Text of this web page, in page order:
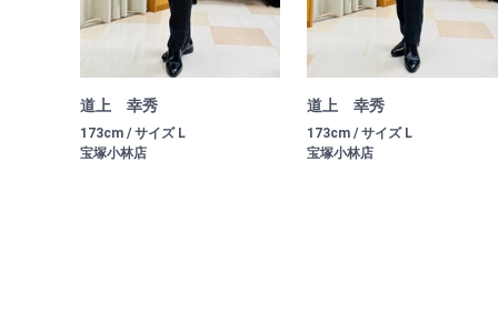
道上 幸秀
173cm / サイズ L
宝塚小林店
道上 幸秀
173cm / サイズ L
宝塚小林店